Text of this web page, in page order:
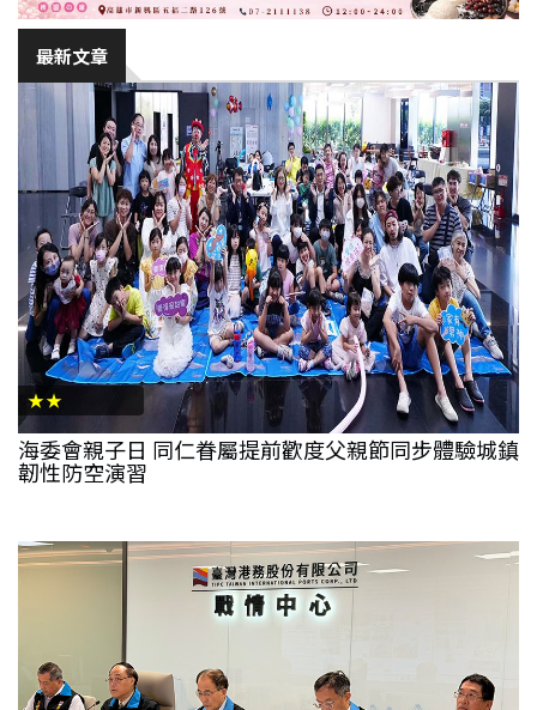
居
生
活
綜
合
影
音
購
物
最新文章
★★
海委會親子日 同仁眷屬提前歡度父親節同步體驗城鎮
韌性防空演習